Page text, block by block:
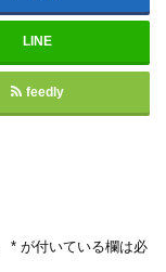
LINE
feedly
* が付いている欄は必